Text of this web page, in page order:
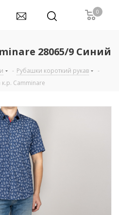
0
28065/9 Синий
- Рубашки короткий рукав
-
Camminare